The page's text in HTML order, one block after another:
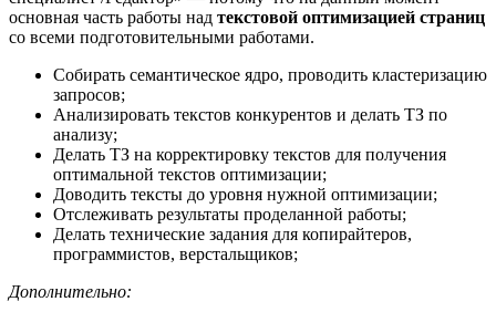
основная часть работы над текстовой оптимизацией страниц
со всеми подготовительными работами.
Собирать семантическое ядро, проводить кластеризацию
запросов;
Анализировать текстов конкурентов и делать ТЗ по
анализу;
Делать ТЗ на корректировку текстов для получения
оптимальной текстов оптимизации;
Доводить тексты до уровня нужной оптимизации;
Отслеживать результаты проделанной работы;
Делать технические задания для копирайтеров,
программистов, верстальщиков;
Дополнительно: